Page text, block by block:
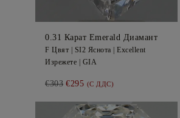
0.31 Карат Emerald Диамант
F Цвят | SI2 Яснота | Excellent
Изрежете | GIA
€303 €295 (С ДДС)